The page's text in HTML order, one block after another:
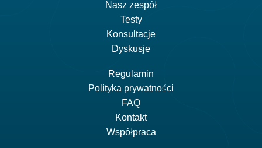
Nasz zespół
Testy
Konsultacje
Dyskusje
Regulamin
Polityka prywatności
FAQ
Kontakt
Współpraca